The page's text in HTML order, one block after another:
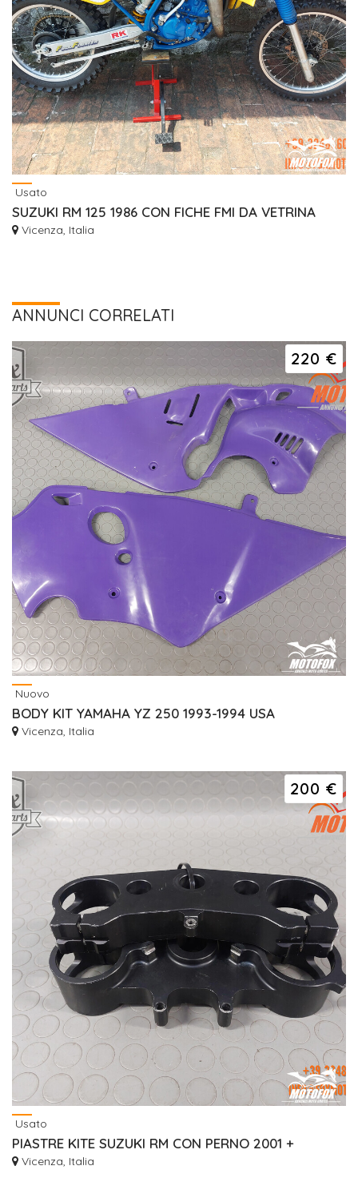
Usato
SUZUKI RM 125 1986 CON FICHE FMI DA VETRINA
Vicenza, Italia
ANNUNCI CORRELATI
220 €
Nuovo
BODY KIT YAMAHA YZ 250 1993-1994 USA
Vicenza, Italia
200 €
Usato
PIASTRE KITE SUZUKI RM CON PERNO 2001 +
Vicenza, Italia